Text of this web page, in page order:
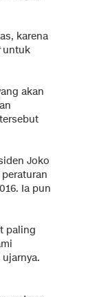
karena
untuk
akan
Joko
Ia pun
paling